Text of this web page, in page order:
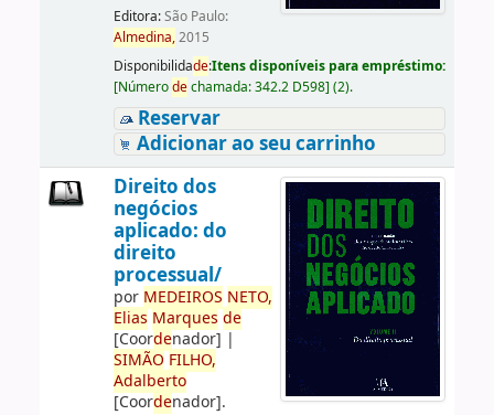
Editora:São Paulo:
Almedina,2015
Disponibilidade:Itens disponíveis para empréstimo:
[Númerodechamada:342.2 D598] (2).
Reservar
Adicionar ao seu carrinho
Direito dos
negócios
aplicado: do
direito
processual/
por MEDEIROS NETO,
Elias Marques de
[Coordenador] |
SIMÃO FILHO,
Adalberto
[Coordenador].